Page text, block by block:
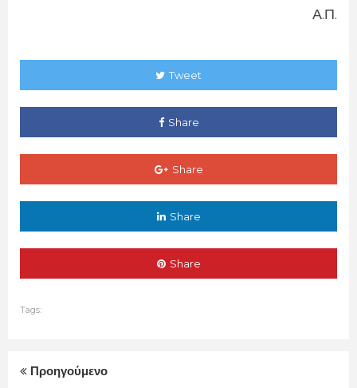
Α.Π.
Tweet
Share
Share
Share
Share
Tags:
Προηγούμενο